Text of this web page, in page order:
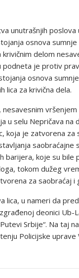
unutrašnjih poslova
osnova
delom
je protiv
osnova
lica za krivična dela.
nesavesnim
u selu Nepričava
koja je zatvorena
saobraćajne
barijera, koje su
tokom dužeg
za saobraćaj i
lica, u nameri da
deonici
Srbije“. Na taj
Policijske uprave